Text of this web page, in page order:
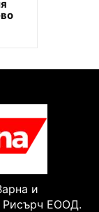
и
Рисърч ЕООД.